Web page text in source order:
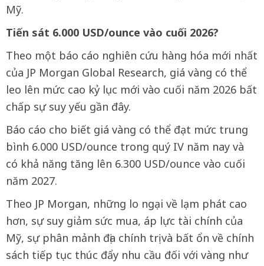
Mỹ.
Tiến sát 6.000 USD/ounce vào cuối 2026?
Theo một báo cáo nghiên cứu hàng hóa mới nhất
của JP Morgan Global Research, giá vàng có thể
leo lên mức cao kỷ lục mới vào cuối năm 2026 bất
chấp sự suy yếu gần đây.
Báo cáo cho biết giá vàng có thể đạt mức trung
bình 6.000 USD/ounce trong quý IV năm nay và
có khả năng tăng lên 6.300 USD/ounce vào cuối
năm 2027.
Theo JP Morgan, những lo ngại về lạm phát cao
hơn, sự suy giảm sức mua, áp lực tài chính của
Mỹ, sự phân mảnh địa chính trị và bất ổn về chính
sách tiếp tục thúc đẩy nhu cầu đối với vàng như